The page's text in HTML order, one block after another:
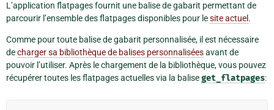
L’application flatpages fournit une balise de gabarit permettant de
parcourir l’ensemble des flatpages disponibles pour lesite actuel .
Comme pour toute balise de gabarit personnalisée, il est nécessaire
decharger sa bibliothèque de balises personnaliséesavant de
pouvoir l’utiliser. Après le chargement de la bibliothèque, vous pouvez
récupérer toutes les flatpages actuelles via la baliseget_flatpages: